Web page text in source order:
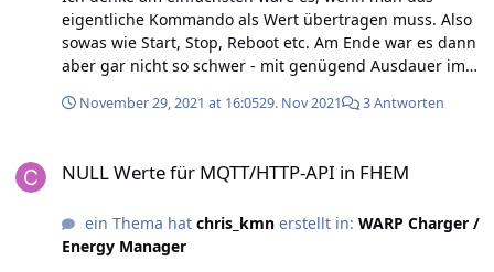
verstanden, dass im Status eine per NFC erfolgte
Freigabe angezeigt wird. Also Statuswechsel von "Warte
auf Freigabe" zu "Ladebereit" Dies scheint aber nicht so
zu sein. Ist das korrekt so ? Wirkt auf mich etwas
unlogisch...
eigentliche Kommando als Wert übertragen muss. Also
sowas wie Start, Stop, Reboot etc. Am Ende war es dann
aber gar nicht so schwer - mit genügend Ausdauer im
November 29, 2021 at 16:0529. Nov 2021 3 Antworten
NULL Werte für MQTT/HTTP-API in FHEM
ein Thema hat chris_kmnerstellt in: WARP Charger /
Energy Manager